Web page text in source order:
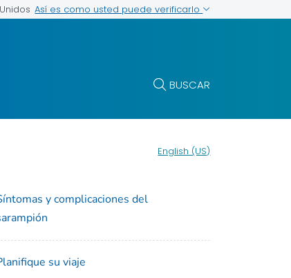
Así es como usted puede verificarlo
BUSCAR
English (US)
y complicaciones del
su viaje